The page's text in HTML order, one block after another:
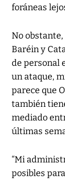
foráneas
No
Baréin y
de personal
un ataque,
parece que
también
mediado
últimas
“Mi
posibles